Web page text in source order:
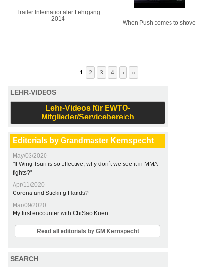
Trailer Internationaler Lehrgang
2014
When Push comes to shove
1 2 3 4 › »
LEHR-VIDEOS
Lehr-Videos für EWTO-
Mitglieder/Servicebereich
Editorials by Grandmaster Kernspecht
May/03/2020
"If Wing Tsun is so effective, why don´t we see it in MMA
fights?"
Apr/11/2020
Corona and Sticking Hands?
Mar/09/2020
My first encounter with ChiSao Kuen
Read all editorials by GM Kernspecht
SEARCH